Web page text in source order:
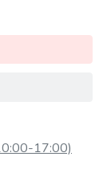
17:00)